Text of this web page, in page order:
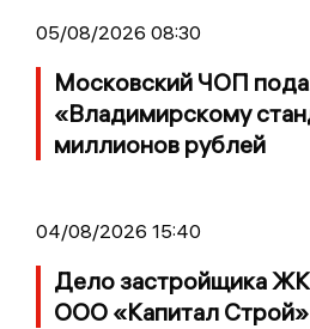
05/08/2026 08:30
Московский ЧОП
«Владимирскому
миллионов рублей
04/08/2026 15:40
Дело застройщика
ООО «Капитал Строй»